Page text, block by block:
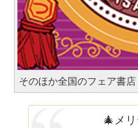
そのほか全国のフェア書
🎄メ